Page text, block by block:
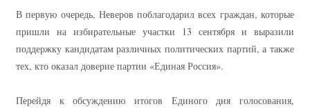
В первую очередь, Неверов поблагодарил всех граждан, которые
пришли на избирательные участки 13 сентября и выразили
поддержку кандидатам различных политических партий, а также
тех, кто оказал доверие партии «Единая Россия».
Перейдя к обсуждению итогов Единого дня голосования,